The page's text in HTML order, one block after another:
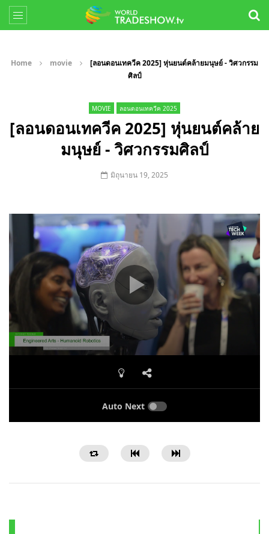
Home movie
[ลอนดอนเทควีค 2025] หุ่นยนต์คล้ายมนุษย์ - วิศวกรรม
ศิลป์
MOVIE ลอนดอนเทควีค 2025
[ลอนดอนเทควีค 2025] หุ่นยนต์คล้าย
มนุษย์ - วิศวกรรมศิลป์
มิถุนายน 19, 2025
Auto Next